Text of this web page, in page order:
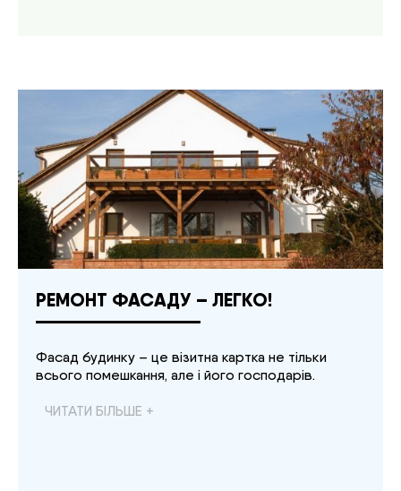
РЕМОНТ ФАСАДУ – ЛЕГКО!
Фасад будинку – це візитна картка не тільки
всього помешкання, але і його господарів.
ЧИТАТИ БІЛЬШЕ +